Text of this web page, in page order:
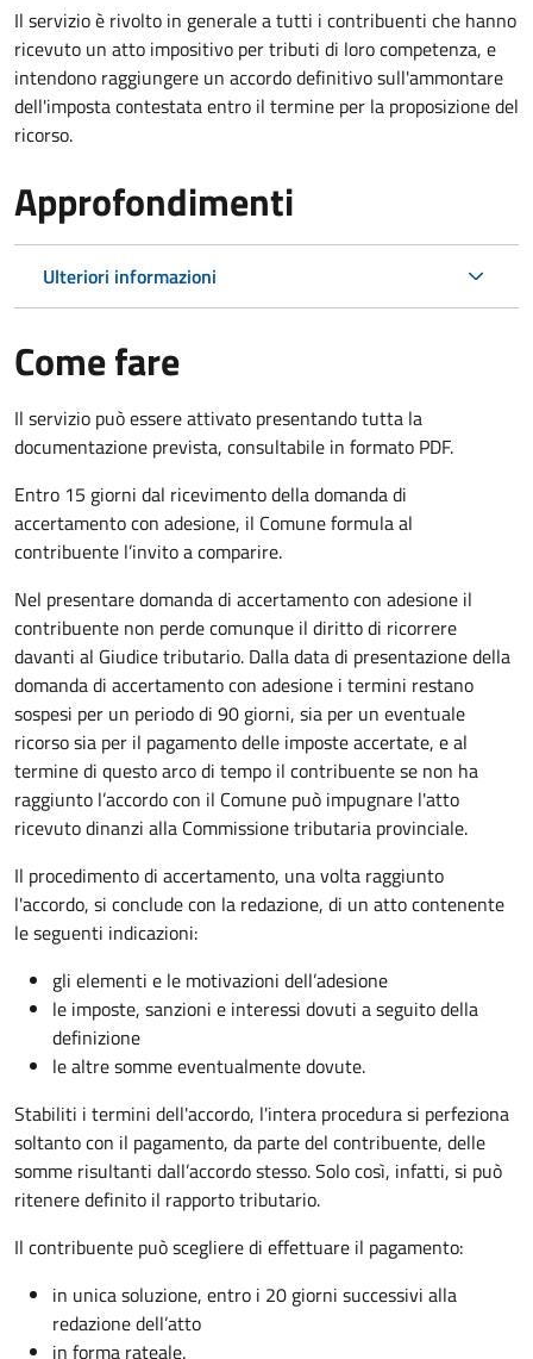
Il servizioè rivolto in generale a tutti i contribuenti che hanno
ricevuto un atto impositivo per tributi di loro competenza, e
intendono raggiungere un accordo definitivo sull'ammontare
dell'imposta contestata entro il termine per la proposizione del
ricorso.
Approfondimenti
Ulteriori informazioni
Come fare
Il servizio può essere attivato presentando tutta la
documentazione prevista, consultabile in formato PDF.
Entro 15 giorni dal ricevimento della domanda di
accertamento con adesione, il Comune formula al
contribuente l’invito a comparire.
Nel presentare domanda di accertamento con adesione il
contribuente non perde comunque il diritto di ricorrere
davanti al Giudice tributario. Dalla data di presentazione della
domanda di accertamento con adesione i termini restano
sospesi per un periodo di 90 giorni, sia per un eventuale
ricorso sia per il pagamento delle imposte accertate, e al
termine di questo arco di tempo il contribuente se non ha
raggiunto l’accordo con il Comune può impugnare l'atto
ricevuto dinanzi alla Commissione tributaria provinciale.
Il procedimento di accertamento, una volta raggiunto
l'accordo, si conclude con la redazione, di un atto contenente
le seguenti indicazioni:
gli elementi e le motivazioni dell’adesione
le imposte, sanzioni e interessi dovuti a seguito della
definizione
le altre somme eventualmente dovute.
Stabiliti i termini dell'accordo, l'intera procedura si perfeziona
soltanto con il pagamento, da parte del contribuente, delle
somme risultanti dall’accordo stesso. Solo così, infatti, si può
ritenere definito il rapporto tributario.
Il contribuente può scegliere di effettuare il pagamento:
in unica soluzione, entro i 20 giorni successivi alla
redazione dell’atto
in forma rateale.